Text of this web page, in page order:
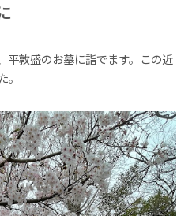
平敦盛のお墓に詣でます。この近